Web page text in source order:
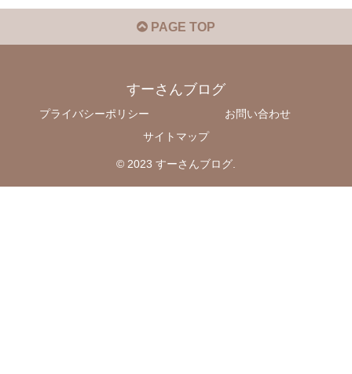
PAGE TOP
すーさんブログ
プライバシーポリシー
お問い合わせ
サイトマップ
© 2023 すーさんブログ.